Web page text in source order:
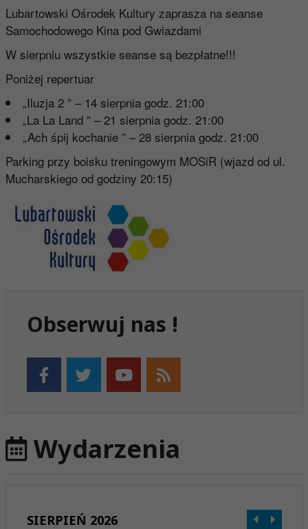
Lubartowski Ośrodek Kultury zaprasza na seanse
Samochodowego Kina pod Gwiazdami
W sierpniu wszystkie seanse są bezpłatne!!!
Poniżej repertuar
„Iluzja 2 ” – 14 sierpnia godz. 21:00
„La La Land ” – 21 sierpnia godz. 21:00
„Ach śpij kochanie ” – 28 sierpnia godz. 21:00
Parking przy boisku treningowym MOSiR (wjazd od ul.
Mucharskiego od godziny 20:15)
Obserwuj nas !
Wydarzenia
SIERPIEŃ 2026